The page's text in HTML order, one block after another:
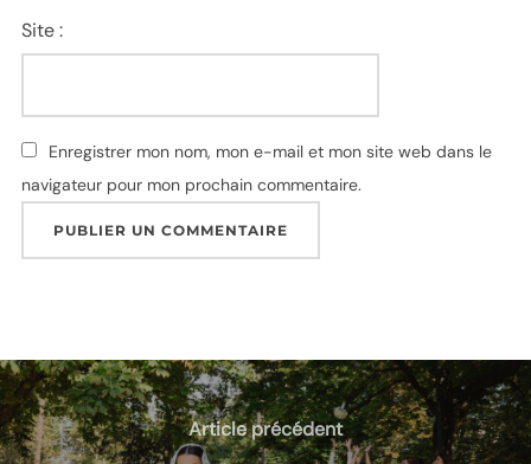
Site :
Enregistrer mon nom, mon e-mail et mon site web dans le
navigateur pour mon prochain commentaire.
Article précédent